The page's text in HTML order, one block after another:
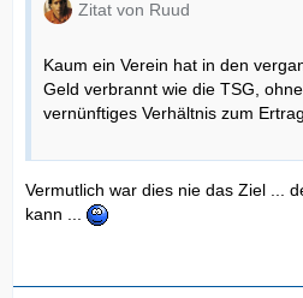
Zitat von Ruud
Kaum ein Verein hat in den
Geld verbrannt wie die TSG,
vernünftiges Verhältnis zum
Vermutlich war dies nie das Ziel ...
kann ...